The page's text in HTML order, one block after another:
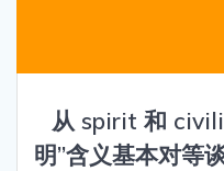
从 spirit 和
明”含义基本对等